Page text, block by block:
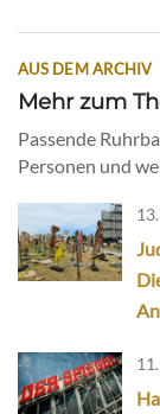
AUS DEM ARCHIV
Mehr zum
Passende
Personen und